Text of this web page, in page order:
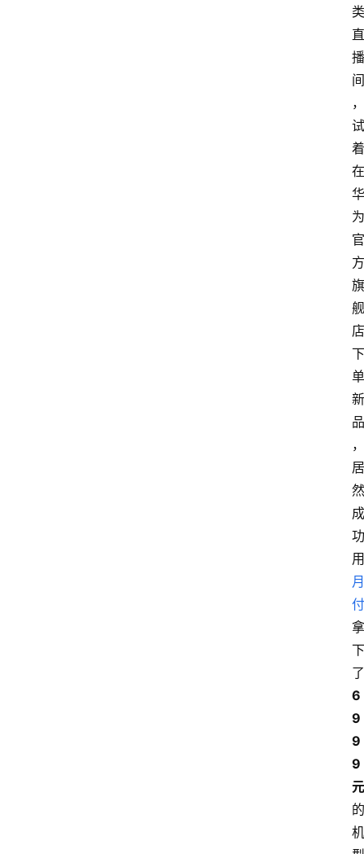
类
直
播
间
，
试
着
在
华
为
官
方
旗
舰
店
下
单
新
品
，
居
然
成
功
用
月
付
拿
下
了
6
9
9
9
元
的
机